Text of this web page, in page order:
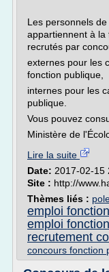
Les personnels
appartiennent à la
recrutés par
externes pour les
fonction publique,
internes pour les
publique.
Vous pouvez
Ministère de
Lire la suite
Date: 2017-02-15
Site : http://
Thèmes liés :
emploi
emploi
recrutement
concours fonction